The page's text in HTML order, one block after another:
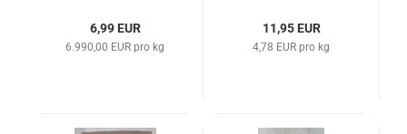
6,99 EUR
6.990,00 EUR pro kg
11,95 EUR
4,78 EUR pro kg